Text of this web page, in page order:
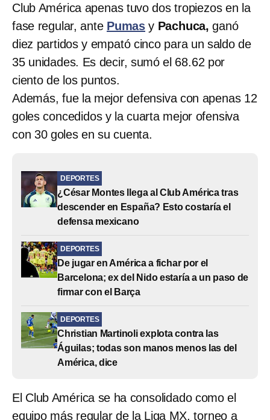
Club América apenas tuvo dos tropiezos en la
fase regular, ante Pumas y Pachuca,ganó
diez partidos y empató cinco para un saldo de
35 unidades. Es decir, sumó el 68.62 por
ciento de los puntos.
Además, fue la mejor defensiva con apenas 12
goles concedidos y la cuarta mejor ofensiva
con 30 goles en su cuenta.
DEPORTES
¿César Montes llega al Club América tras
descender en España? Esto costaría el
defensa mexicano
DEPORTES
De jugar en América a fichar por el
Barcelona; ex del Nido estaría a un paso de
firmar con el Barça
DEPORTES
Christian Martinoli explota contra las
Águilas; todas son manos menos las del
América, dice
El Club América se ha consolidado como el
equipo más regular de la Liga MX, torneo a